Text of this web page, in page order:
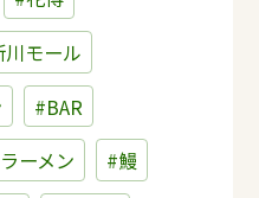
川モール
#BAR
ーメン
#鰻